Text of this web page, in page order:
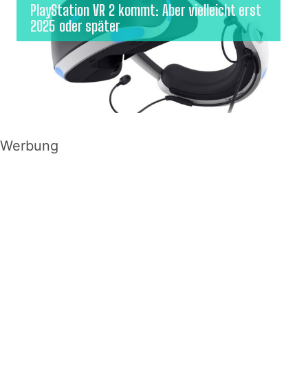
PlayStation VR 2 kommt: Aber vielleicht erst
2025 oder später
Werbung